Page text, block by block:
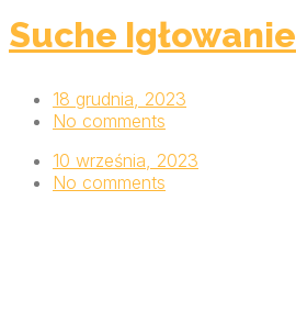
Suche Igłowanie
18 grudnia, 2023
No comments
10 września, 2023
No comments